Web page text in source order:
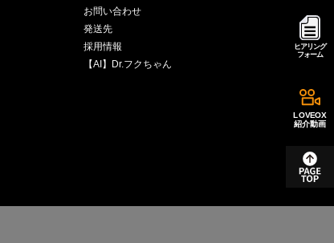
ヒアリング
フォーム
LOVEOX
紹介動画
お問い合わせ
発送先
採用情報
【AI】Dr.フクちゃん